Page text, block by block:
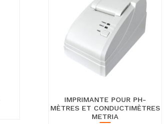
IMPRIMANTE POUR PH-
MÈTRES ET CONDUCTIMÈTRES
METRIA